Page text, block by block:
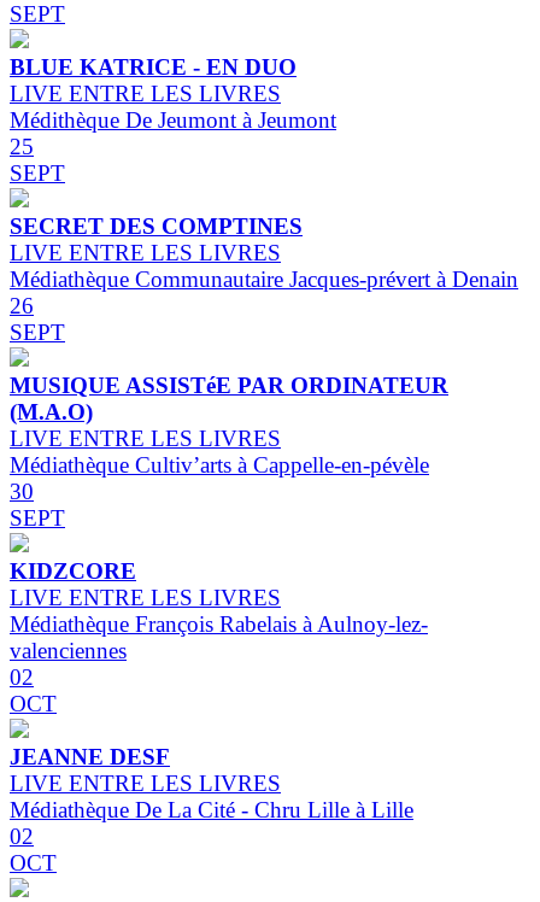
SEPT
BLUE KATRICE - EN DUO
LIVE ENTRE LES LIVRES
Médithèque De Jeumont à Jeumont
25
SEPT
SECRET DES COMPTINES
LIVE ENTRE LES LIVRES
Médiathèque Communautaire Jacques-prévert à Denain
26
SEPT
MUSIQUE ASSISTéE PAR ORDINATEUR
(M.A.O)
LIVE ENTRE LES LIVRES
Médiathèque Cultiv’arts à Cappelle-en-pévèle
30
SEPT
KIDZCORE
LIVE ENTRE LES LIVRES
Médiathèque François Rabelais à Aulnoy-lez-
valenciennes
02
OCT
JEANNE DESF
LIVE ENTRE LES LIVRES
Médiathèque De La Cité - Chru Lille à Lille
02
OCT